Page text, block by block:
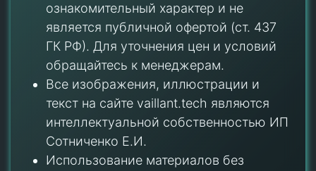
ознакомительный характер и не
является публичной офертой (ст. 437
ГК РФ). Для уточнения цен и условий
обращайтесь к менеджерам.
Все изображения, иллюстрации и
текст на сайте vaillant.tech являются
интеллектуальной собственностью ИП
Сотниченко Е.И.
Использование материалов без